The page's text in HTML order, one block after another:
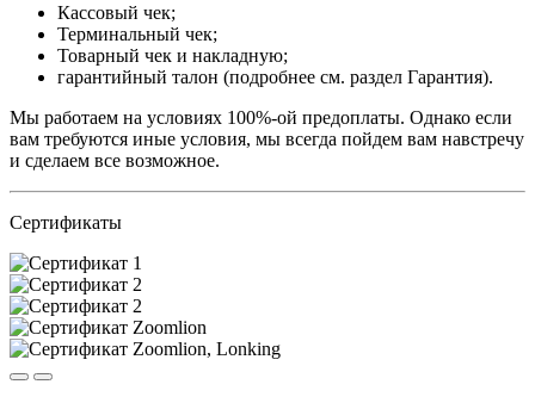
Кассовый чек;
Терминальный чек;
Товарный чек и накладную;
гарантийный талон (подробнее см. раздел Гарантия).
Мы работаем на условиях 100%-ой предоплаты. Однако если
вам требуются иные условия, мы всегда пойдем вам навстречу
и сделаем все возможное.
Сертификаты